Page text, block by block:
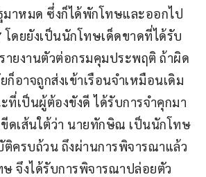
มาหมด ซึ่งก็ได้พักโทษและออกไป
ดยยังเป็นนักโทษเด็ดขาดที่ได้รับ
ายงานตัวต่อกรมคุมประพฤติ ถ้าผิด
อาจถูกส่งเข้าเรือนจำเหมือนเดิม
เป็นผู้ต้องขังดี ได้รับการจำคุกมา
ดเส้นใต้ว่า นายทักษิณ เป็นนักโทษ
ครบถ้วน ถึงผ่านการพิจารณาแล้ว
ษ จึงได้รับการพิจารณาปล่อยตัว